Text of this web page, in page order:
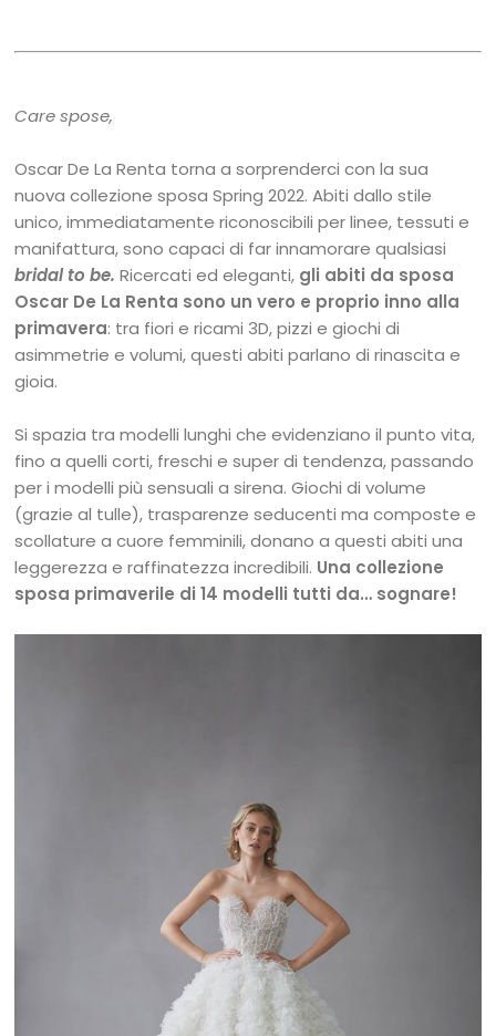
Care spose,
Oscar De La Renta torna a sorprenderci con la sua
nuova collezione sposa Spring 2022. Abiti dallo stile
unico, immediatamente riconoscibili per linee, tessuti e
manifattura, sono capaci di far innamorare qualsiasi
bridal to be. Ricercati ed eleganti, gli abiti da sposa
Oscar De La Renta sono un vero e proprio inno alla
primavera: tra fiori e ricami 3D, pizzi e giochi di
asimmetrie e volumi, questi abiti parlano di rinascita e
gioia.
Si spazia tra modelli lunghi che evidenziano il punto vita,
fino a quelli corti, freschi e super di tendenza, passando
per i modelli più sensuali a sirena. Giochi di volume
(grazie al tulle), trasparenze seducenti ma composte e
scollature a cuore femminili, donano a questi abiti una
leggerezza e raffinatezza incredibili. Una collezione
sposa primaverile di 14 modelli tutti da… sognare!